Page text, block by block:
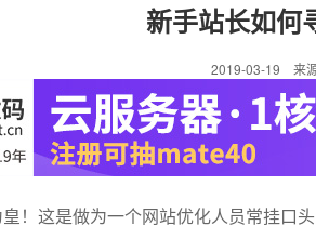
新手站长如何
2019-03-19 来
！这是做为一个网站优化人员常挂口